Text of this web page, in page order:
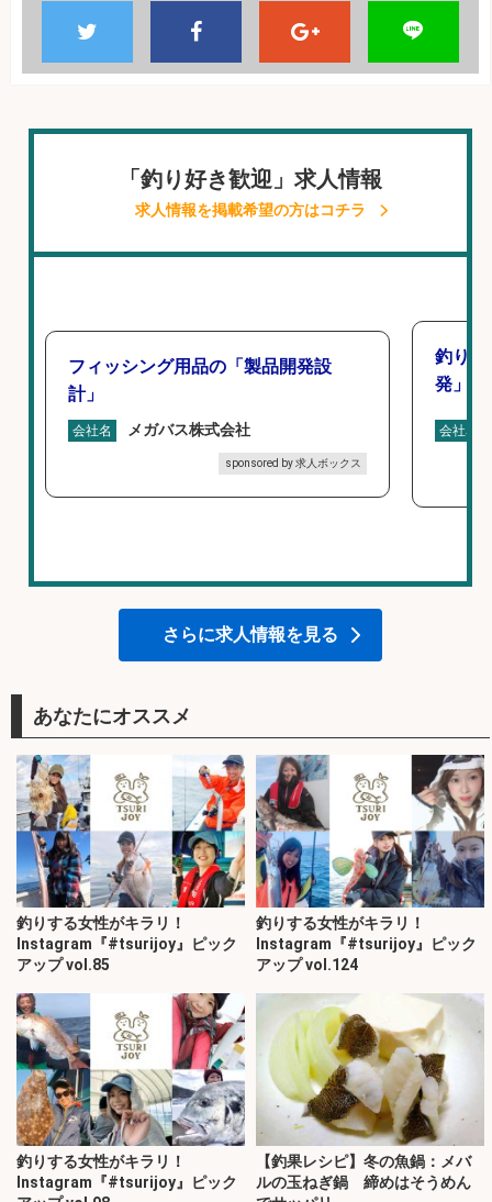
「釣り好き歓迎」求人情報
求人情報を掲載希望の方はコチラ
フィッシング用品の「製品開発設
計」
会社名 メガバス株式会社
sponsored by 求人ボックス
釣り好
発」/
会社名
さらに求人情報を見る
あなたにオススメ
釣りする女性がキラリ！
Instagram『#tsurijoy』ピック
アップ vol.85
釣りする女性がキラリ！
Instagram『#tsurijoy』ピック
アップ vol.124
釣りする女性がキラリ！
Instagram『#tsurijoy』ピック
【釣果レシピ】冬の魚鍋：メバ
ルの玉ねぎ鍋 締めはそうめん